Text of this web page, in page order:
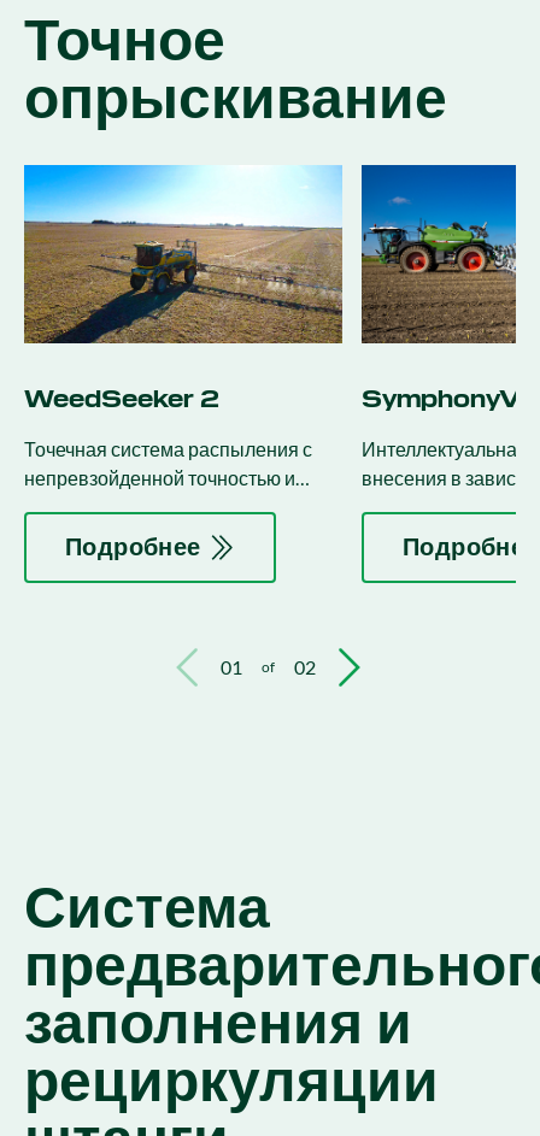
Точное
опрыскивание
WeedSeeker 2
Точечная система распыления с
непревзойденной точностью и
эффективностью, защищающая
вашу прибыль.
Подробнее
Интеллектуальная
внесения в
засоренности поля
экономить
растений и
Подробнее
01 of 02
Система
заполнения и
рециркуляции